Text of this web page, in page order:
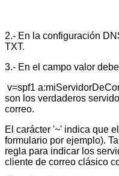
2.- En la configuración
TXT.
3.- En el campo valor
v=spf1
son los verdaderos
correo.
El carácter '~' indica que
formulario por ejemplo).
regla para indicar los
cliente de correo clásico